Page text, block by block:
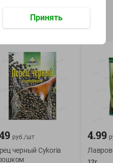
78
Мой Green
руб./шт
черный Cykoria
4.99
Принять